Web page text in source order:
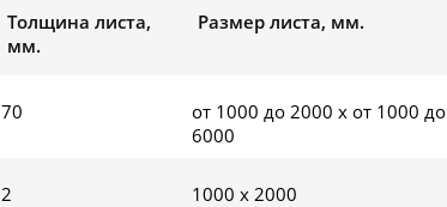
Толщина листа,
мм.
Размер листа, мм.
70
от 1000 до 2000 x от 1000 до
6000
2 1000 x 2000